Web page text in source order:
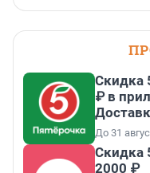
Скидка
₽ в
До 31
Скидка
2000 ₽